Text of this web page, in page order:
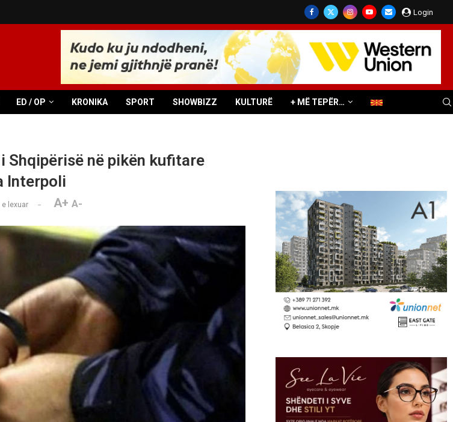
Login
ED / OP KRONIKA SPORT SHOWBIZZ KULTURË + MË TEPËR…
Shqipërisë në pikën kufitare
Interpoli
e lexuar A+ A-